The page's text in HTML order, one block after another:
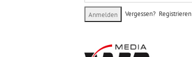
Vergessen? Registrieren